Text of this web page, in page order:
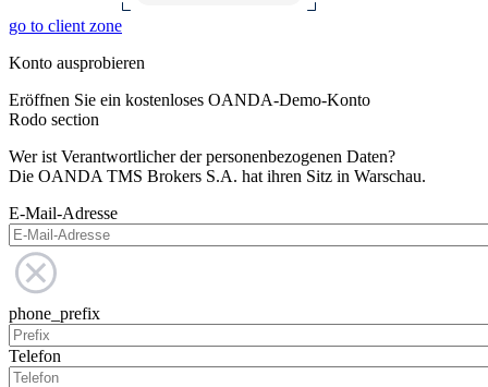
go to client zone
Konto ausprobieren
Eröffnen Sie ein kostenloses OANDA-Demo-Konto
Rodo section
Wer ist Verantwortlicher der personenbezogenen Daten?
Die OANDA TMS Brokers S.A. hat ihren Sitz in Warschau.
E-Mail-Adresse
phone_prefix
Telefon